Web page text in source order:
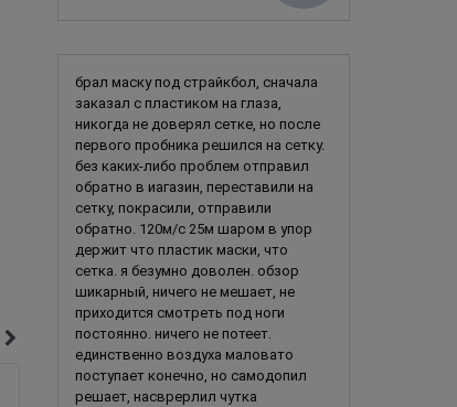
брал маску под страйкбол, сначала
заказал с пластиком на глаза,
никогда не доверял сетке, но после
первого пробника решился на сетку.
без каких-либо проблем отправил
обратно в иагазин, переставили на
сетку, покрасили, отправили
обратно. 120м/с 25м шаром в упор
держит что пластик маски, что
сетка. я безумно доволен. обзор
шикарный, ничего не мешает, не
приходится смотреть под ноги
постоянно. ничего не потеет.
единственно воздуха маловато
поступает конечно, но самодопил
решает, насврерлил чутка